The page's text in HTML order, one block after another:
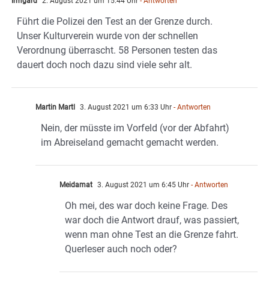
Führt die Polizei den Test an der Grenze durch.
Unser Kulturverein wurde von der schnellen
Verordnung überrascht. 58 Personen testen das
dauert doch noch dazu sind viele sehr alt.
Martin Martl 3. August 2021 um 6:33 Uhr - Antworten
Nein, der müsste im Vorfeld (vor der Abfahrt)
im Abreiseland gemacht gemacht werden.
Meidamat 3. August 2021 um 6:45 Uhr - Antworten
Oh mei, des war doch keine Frage. Des
war doch die Antwort drauf, was passiert,
wenn man ohne Test an die Grenze fahrt.
Querleser auch noch oder?